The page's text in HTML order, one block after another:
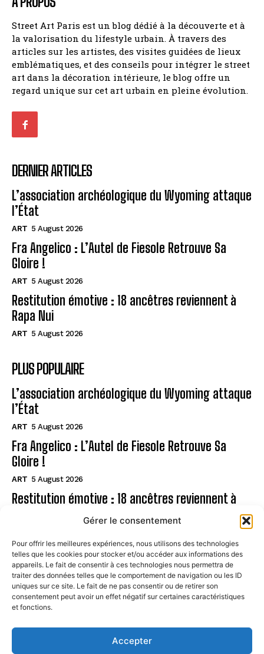
Gérer le consentement
Pour offrir les meilleures expériences, nous utilisons des technologies
telles que les cookies pour stocker et/ou accéder aux informations des
appareils. Le fait de consentir à ces technologies nous permettra de
traiter des données telles que le comportement de navigation ou les ID
uniques sur ce site. Le fait de ne pas consentir ou de retirer son
consentement peut avoir un effet négatif sur certaines caractéristiques
et fonctions.
Accepter
Street Art Paris est un blog dédié à la découverte et à
la valorisation du lifestyle urbain. À travers des
articles sur les artistes, des visites guidées de lieux
emblématiques, et des conseils pour intégrer le street
art dans la décoration intérieure, le blog offre un
regard unique sur cet art urbain en pleine évolution.
DERNIER ARTICLES
L’association archéologique du Wyoming attaque
l’État
ART 5 August 2026
Fra Angelico : L’Autel de Fiesole Retrouve Sa
Gloire !
ART 5 August 2026
Restitution émotive : 18 ancêtres reviennent à
Rapa Nui
ART 5 August 2026
PLUS POPULAIRE
L’association archéologique du Wyoming attaque
l’État
ART 5 August 2026
Fra Angelico : L’Autel de Fiesole Retrouve Sa
Gloire !
ART 5 August 2026
Restitution émotive : 18 ancêtres reviennent à
Page
CONTACT
MENTIONS LÉGALES